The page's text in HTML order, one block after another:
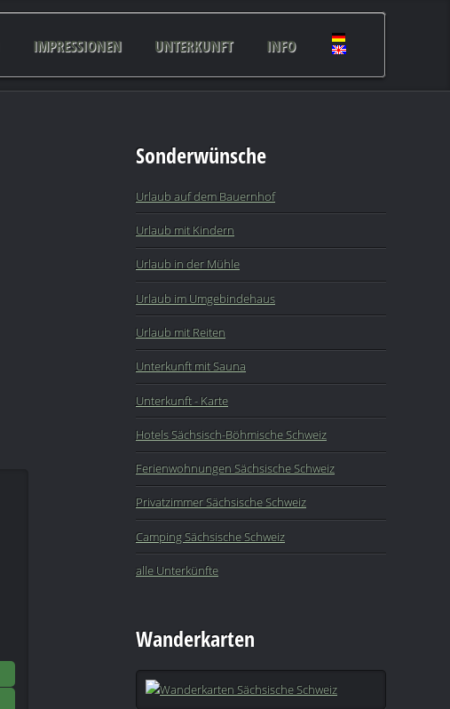
IMPRESSIONEN UNTERKUNFT INFO
Sonderwünsche
Urlaub auf dem Bauernhof
Urlaub mit Kindern
Urlaub in der Mühle
Urlaub im Umgebindehaus
Urlaub mit Reiten
Unterkunft mit Sauna
Unterkunft - Karte
Hotels Sächsisch-Böhmische Schweiz
Ferienwohnungen Sächsische Schweiz
Privatzimmer Sächsische Schweiz
Camping Sächsische Schweiz
alle Unterkünfte
Wanderkarten